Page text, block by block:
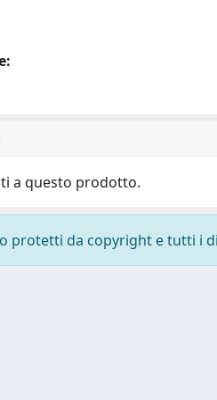
a questo prodotto.
protetti da copyright e tutti i